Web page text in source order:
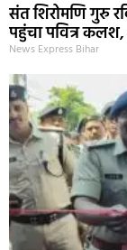
संत शिरोमणि गुरु
पहुंचा पवित्र कलश,
News Express Bihar